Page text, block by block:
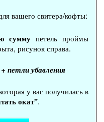
вашего свитера/кофты:
сумму петель проймы
рисунок справа.
петли убавления
у вас получилась в
окат".